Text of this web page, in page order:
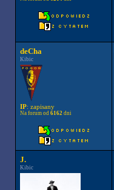
deCha
Kibic
IP: zapisany
Na forum od 6162dni
J.
Kibic